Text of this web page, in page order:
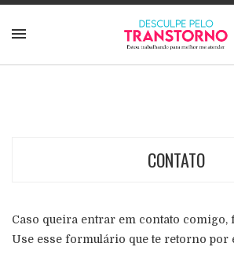
CONTATO
Caso queira entrar em contato comigo,
Use esse formulário que te retorno por